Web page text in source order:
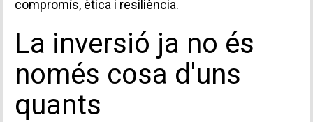
compromís, ètica i resiliència.
La inversió ja no és
només cosa d'uns
quants